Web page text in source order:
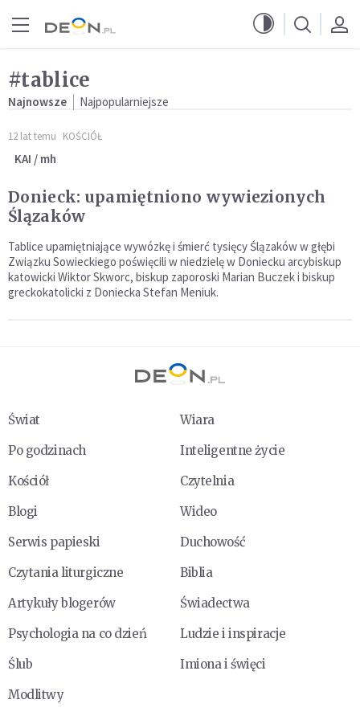
#tablice
Najnowsze Najpopularniejsze
12 lat temu KOŚCIÓŁ
KAI / mh
Donieck: upamiętniono wywiezionych
Ślązaków
Tablice upamiętniające wywózkę i śmierć tysięcy Ślązaków w głębi
Związku Sowieckiego poświęcili w niedzielę w Doniecku arcybiskup
katowicki Wiktor Skworc, biskup zaporoski Marian Buczek i biskup
greckokatolicki z Doniecka Stefan Meniuk.
Świat
Wiara
Po godzinach
Inteligentne życie
Kościół
Czytelnia
Blogi
Wideo
Serwis papieski
Duchowość
Czytania liturgiczne
Biblia
Artykuły blogerów
Świadectwa
Psychologia na co dzień
Ludzie i inspiracje
Ślub
Imiona i święci
Modlitwy